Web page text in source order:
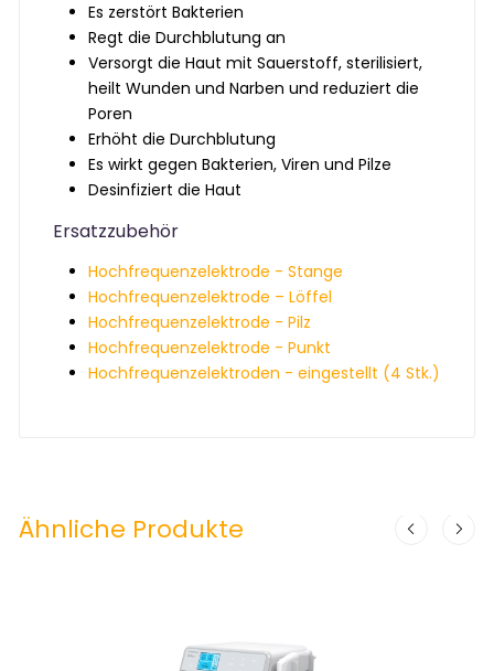
Es zerstört Bakterien
Regt die Durchblutung an
Versorgt die Haut mit Sauerstoff, sterilisiert,
heilt Wunden und Narben und reduziert die
Poren
Erhöht die Durchblutung
Es wirkt gegen Bakterien, Viren und Pilze
Desinfiziert die Haut
Ersatzzubehör
Hochfrequenzelektrode - Stange
Hochfrequenzelektrode – Löffel
Hochfrequenzelektrode - Pilz
Hochfrequenzelektrode - Punkt
Hochfrequenzelektroden - eingestellt (4 Stk.)
Ähnliche Produkte